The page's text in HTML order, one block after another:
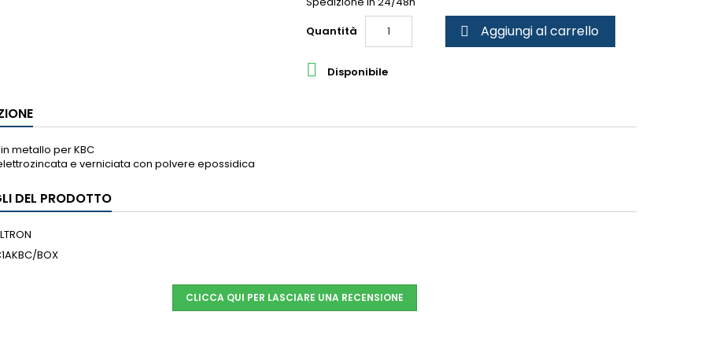
Quantità
 Aggiungi al carrello
 Disponibile
metallo per KBC
e verniciata con polvere epossidica
DEL PRODOTTO
BOX
CLICCA QUI PER LASCIARE UNA RECENSIONE